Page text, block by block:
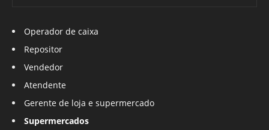
Operador de caixa
Repositor
Vendedor
Atendente
Gerente de loja e supermercado
Supermercados